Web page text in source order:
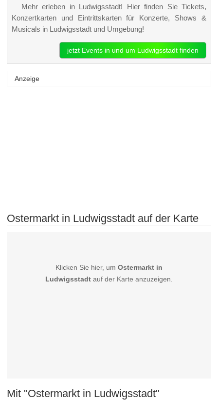
Mehr erleben in Ludwigsstadt! Hier finden Sie Tickets,
Konzertkarten und Eintrittskarten für Konzerte, Shows &
Musicals in Ludwigsstadt und Umgebung!
jetzt Events in und um Ludwigsstadt finden
Anzeige
Ostermarkt in Ludwigsstadt auf der Karte
Klicken Sie hier, um Ostermarkt in
Ludwigsstadtauf der Karte anzuzeigen.
Mit "Ostermarkt in Ludwigsstadt"